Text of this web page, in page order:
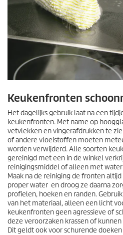
Keukenfronten
Het dagelijks gebruik laat na een
keukenfronten. Met name op
vetvlekken en vingerafdrukken te
of andere vloeistoffen moeten
worden verwijderd. Alle soorten
gereinigd met een in de winkel
reinigingsmiddel of alleen met
Maak na de reiniging de fronten
proper water en droog ze daarna
profielen, hoeken en randen.
van het materiaal, alleen een licht
keukenfronten geen agressieve of
deze veroorzaken krassen of
Dit geldt ook voor schurende